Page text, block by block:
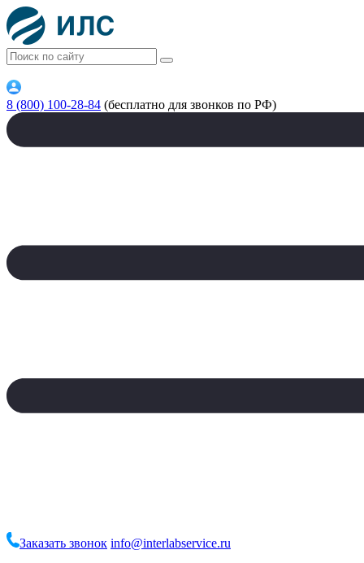
8 (800) 100-28-84 (бесплатно для звонков по РФ)
Заказать звонок info@interlabservice.ru